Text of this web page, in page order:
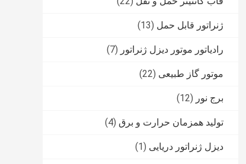
ژنراتور قابل حمل (13)
رادیاتور موتور دیزل ژنراتور (7)
موتور گاز طبیعی (22)
برج نور (12)
تولید همزمان حرارت و برق (4)
دیزل ژنراتور دریایی (1)